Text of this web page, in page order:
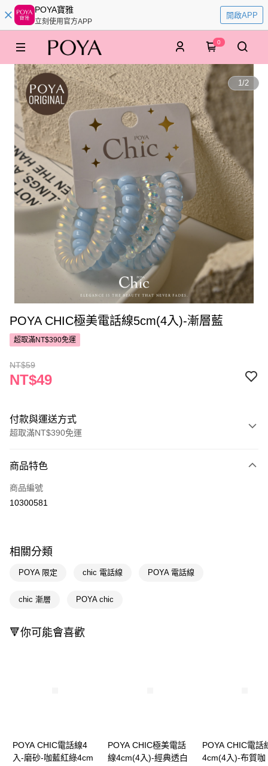
POYA寶雅
立刻使用官方APP
開啟APP
0
1/2
POYA CHIC極美電話線5cm(4入)-漸層藍
超取滿NT$390免運
NT$59
NT$49
付款與運送方式
超取滿NT$390免運
POYA支付
信用卡一次付款
Google Pay
【「AFTEE先享後付」結帳流程】
１．於結帳方式選擇「AFTEE先享後付」後，將跳轉至「AFTEE先享後付」
每筆NT$65，滿NT$390(含以上)免運費
商品特色
商品編號
10300581
相關分類
POYA 限定 chic 電話線 POYA 電話線
chic 漸層 POYA chic
🔻你可能會喜歡
POYA CHIC電話線4
入-磨砂-咖藍紅綠4cm
POYA CHIC極美電話
線4cm(4入)-經典透白
POYA CHIC電話
4cm(4入)-布質咖